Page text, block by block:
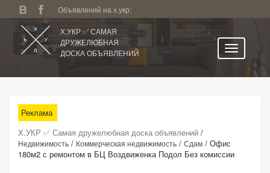
Объявлений на х.укр:
Х.УКР ✅ САМАЯ
ДРУЖЕЛЮБНАЯ
ДОСКА ОБЪЯВЛЕНИЙ
Все регионы
Категории
Избранное
Личный кабинет
Реклама
Х.УКР ✅ Самая дружелюбная доска объявлений /
Недвижимость / Коммерческая недвижимость / Сдам / Офис
180м2 с ремонтом в БЦ Воздвиженка Подол Без комиссии